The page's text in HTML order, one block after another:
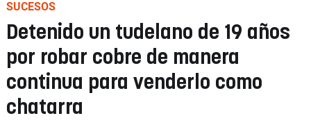
SUCESOS
Detenido un tudelano de 19 años
por robar cobre de manera
continua para venderlo como
chatarra